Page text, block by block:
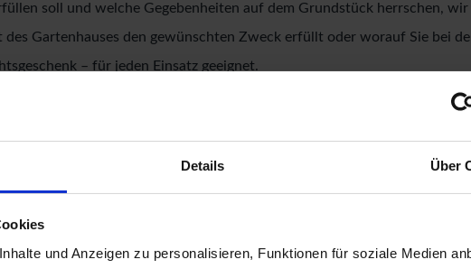
Details Über
und Anzeigen zu personalisieren, Funktionen für soziale Medien
soll und welche Gegebenheiten auf dem Grundstück herrschen,
Gartenhauses den gewünschten Zweck erfüllt oder worauf Sie bei
– für jeden Einsatz geeignet.
Gartenhäuser bieten wir Ihnen in
Auswahl günstiger Gartenhäuser um und lassen Sie sich inspirieren.
Haus aussehen soll, dann können Sie in der entsprechenden Rubrik